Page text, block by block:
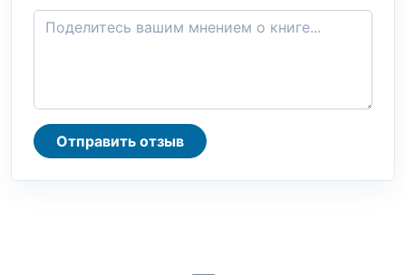
Отправить отзыв